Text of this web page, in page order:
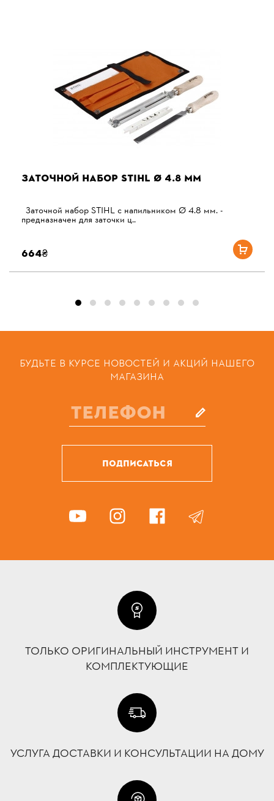
ЗАТОЧНОЙ НАБОР STIHL Ø 4.8 ММ
Заточной набор STIHL с напильником Ø 4.8 мм. -
предназначен для заточки ц..
664₴
БУДЬТЕ В КУРСЕ НОВОСТЕЙ И АКЦИЙ НАШЕГО
МАГАЗИНА
ПОДПИСАТЬСЯ
ТОЛЬКО ОРИГИНАЛЬНЫЙ ИНСТРУМЕНТ И
КОМПЛЕКТУЮЩИЕ
УСЛУГА ДОСТАВКИ И КОНСУЛЬТАЦИИ НА ДОМУ